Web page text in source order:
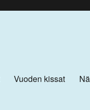
Vuoden kissat